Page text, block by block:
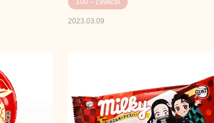
100～199kcal
2023.03.09